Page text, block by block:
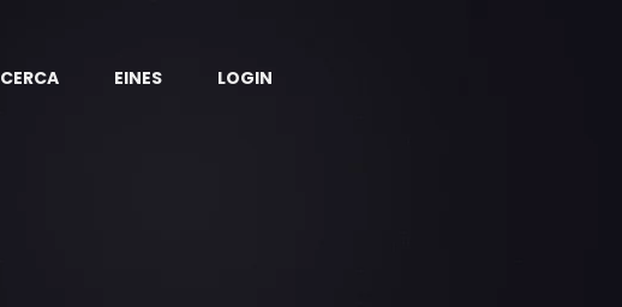
CERCA EINES LOGIN